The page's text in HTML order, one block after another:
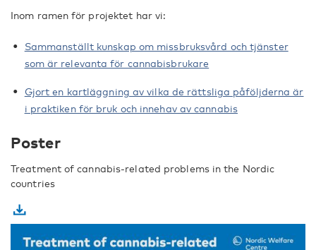
Inom ramen för projektet har vi:
Sammanställt kunskap om missbruksvård och tjänster
som är relevanta för cannabisbrukare
Gjort en kartläggning av vilka de rättsliga påföljderna är
i praktiken för bruk och innehav av cannabis
Poster
Treatment of cannabis-related problems in the Nordic
countries